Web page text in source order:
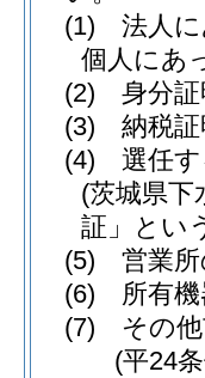
(1)
法人
個人にあ
(2)
身分
(3)
納税
(4)
選任
(茨城県下
証」とい
(5)
営業
(6)
所有
(7)
その
(平24